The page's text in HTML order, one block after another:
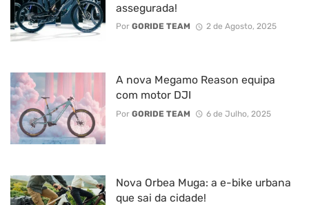
assegurada!
Por GORIDE TEAM 2 de Agosto, 2025
A nova Megamo Reason equipa
com motor DJI
Por GORIDE TEAM 6 de Julho, 2025
Nova Orbea Muga: a e-bike urbana
que sai da cidade!